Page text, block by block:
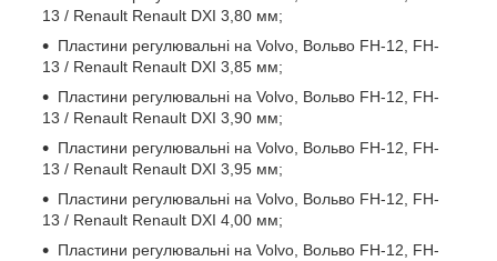
13 / Renault Renault DXI 3,80 мм;
Пластини регулювальні на Volvo, Вольво FH-12, FH-
13 / Renault Renault DXI 3,85 мм;
Пластини регулювальні на Volvo, Вольво FH-12, FH-
13 / Renault Renault DXI 3,90 мм;
Пластини регулювальні на Volvo, Вольво FH-12, FH-
13 / Renault Renault DXI 3,95 мм;
Пластини регулювальні на Volvo, Вольво FH-12, FH-
13 / Renault Renault DXI 4,00 мм;
Пластини регулювальні на Volvo, Вольво FH-12, FH-